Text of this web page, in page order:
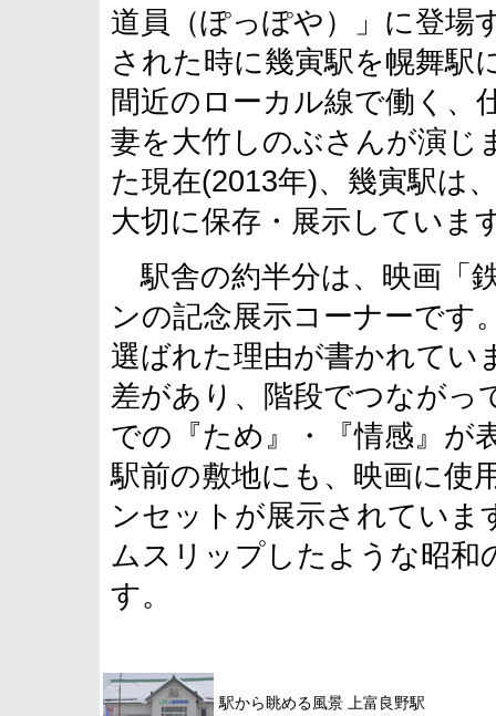
道員（ぽっぽや）」に登場
された時に幾寅駅を幌舞駅
間近のローカル線で働く、
妻を大竹しのぶさんが演じ
た現在(2013年)、幾寅駅は
大切に保存・展示していま
駅舎の約半分は、映画「
ンの記念展示コーナーです
選ばれた理由が書かれてい
差があり、階段でつながっ
での『ため』・『情感』が
駅前の敷地にも、映画に使
ンセットが展示されていま
ムスリップしたような昭和
す。
駅から眺める風景 上富良野駅